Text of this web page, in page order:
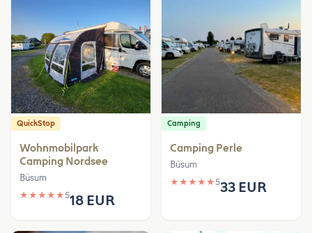
QuickStop
Wohnmobilpark
Camping Nordsee
Büsum
★ ★ ★ ★ ★518 EUR
Camping
Camping Perle
Büsum
★ ★ ★ ★ ★533 EUR